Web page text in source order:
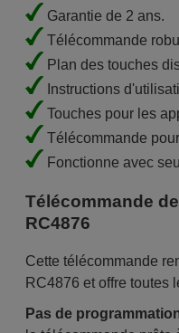
Garantie de 2 ans.
Télécommande
Plan des touches
Instructions
Touches pour les
Télécommande
Fonctionne avec
Télécommande
RC4876
Cette télécommande
RC4876 et offre toutes
Pas de